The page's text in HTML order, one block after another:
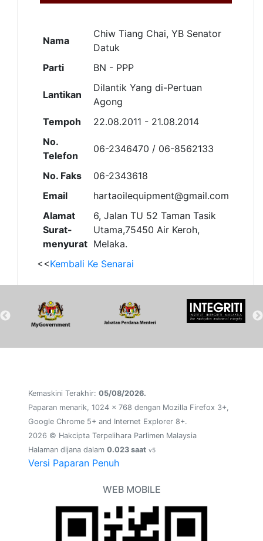
Nama
Chiw Tiang Chai, YB Senator
Datuk
Parti
BN - PPP
Lantikan
Dilantik Yang di-Pertuan
Agong
Tempoh
22.08.2011 - 21.08.2014
No.
Telefon
06-2346470 / 06-8562133
No. Faks
06-2343618
Email
hartaoilequipment@gmail.com
Alamat
Surat-
menyurat
6, Jalan TU 52 Taman Tasik
Utama,75450 Air Keroh,
Melaka.
<<Kembali Ke Senarai
Kemaskini Terakhir: 05/08/2026.
Paparan menarik, 1024 x 768 dengan Mozilla Firefox 3+,
Google Chrome 5+ and Internet Explorer 8+.
2026 © Hakcipta Terpelihara Parlimen Malaysia
Halaman dijana dalam 0.023 saat v5
Versi Paparan Penuh
WEB MOBILE